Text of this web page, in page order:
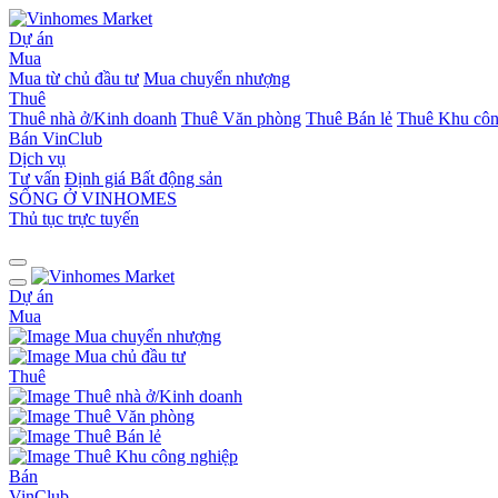
Dự án
Mua
Mua từ chủ đầu tư Mua chuyển nhượng
Thuê
Thuê nhà ở/Kinh doanh Thuê Văn phòng Thuê Bán lẻ Thuê Khu
Bán VinClub
Dịch vụ
Tư vấn Định giá Bất động sản
SỐNG Ở VINHOMES
Thủ tục trực tuyến
Dự án
Mua
Mua chuyển nhượng
Mua chủ đầu tư
Thuê
Thuê nhà ở/Kinh doanh
Thuê Văn phòng
Thuê Bán lẻ
Thuê Khu công nghiệp
Bán